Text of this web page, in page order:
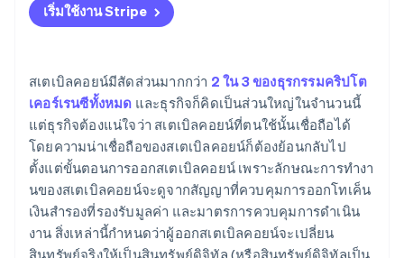
เริ่มใช้งาน Stripe
สเตเบิลคอยน์มีสัดส่วนมากกว่า 2 ใน 3 ของธุรกรรมคริปโต
เคอร์เรนซีทั้งหมด และธุรกิจก็คิดเป็นส่วนใหญ่ในจำนวนนี้
แต่ธุรกิจต้องแน่ใจว่า สเตเบิลคอยน์ที่ตนใช้นั้นเชื่อถือได้
โดยความน่าเชื่อถือของสเตเบิลคอยน์ก็ต้องย้อนกลับไป
ตั้งแต่ขั้นตอนการออกสเตเบิลคอยน์ เพราะลักษณะการทำงา
นของสเตเบิลคอยน์จะดูจากสัญญาที่ควบคุมการออกโทเค็น
เงินสำรองที่รองรับมูลค่า และมาตรการควบคุมการดำเนิน
งาน สิ่งเหล่านี้กำหนดว่าผู้ออกสเตเบิลคอยน์จะเปลี่ยน